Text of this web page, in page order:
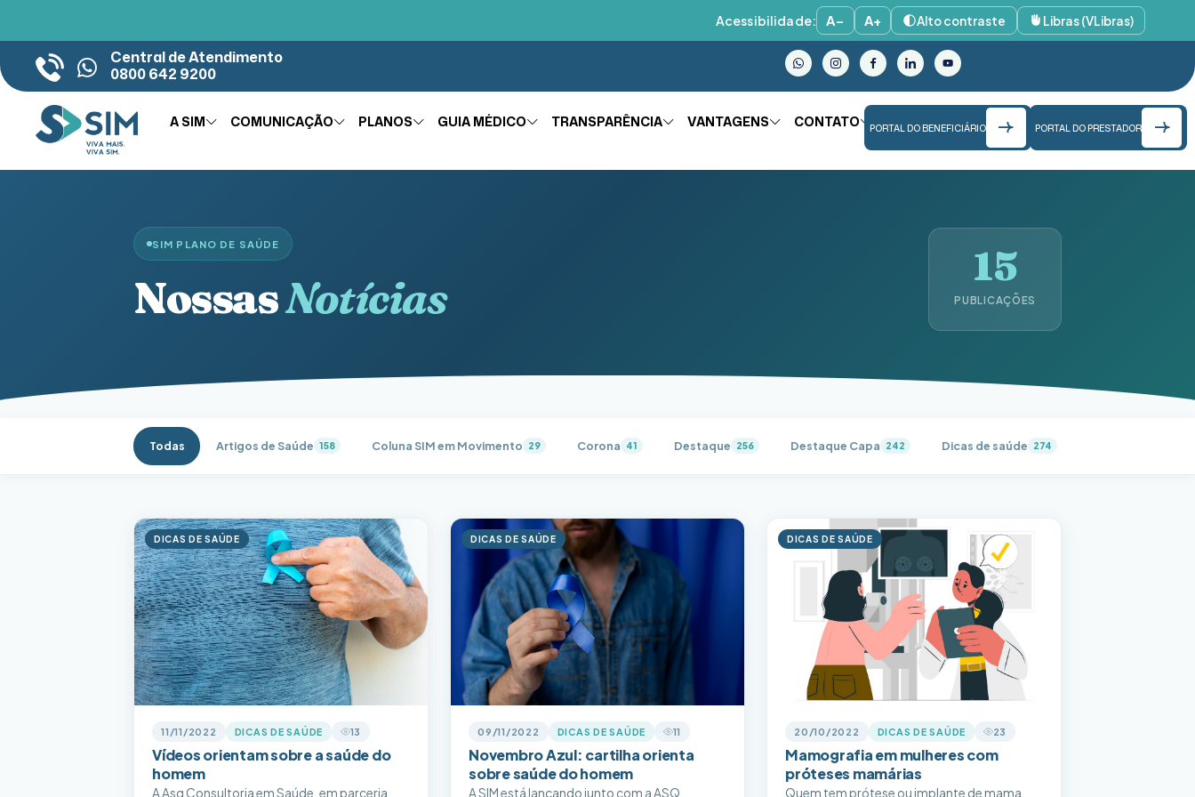
Acessibilidade: A− A+ Alto contraste Libras (VLibras)
Central de Atendimento
0800 642 9200
A SIM COMUNICAÇÃO PLANOS GUIA MÉDICO TRANSPARÊNCIA VANTAGENS CONTATO PORTAL DO BENEFICIÁRIO PORTAL DO PRESTADOR
SIM PLANO DE SAÚDE
NossasNotícias
15
PUBLICAÇÕES
Todas Artigos de Saúde 158 Coluna SIM em Movimento 29 Corona 41 Destaque 256 Destaque Capa 242 Dicas de saúde 274
DICAS DE SAÚDE
11/11/2022 DICAS DE SAÚDE 13
Vídeos orientam sobre a saúde do
homem
A Asq Consultoria em Saúde, em parceria
DICAS DE SAÚDE
09/11/2022 DICAS DE SAÚDE 11
Novembro Azul: cartilha orienta
sobre saúde do homem
A SIM está lançando junto com a ASQ
DICAS DE SAÚDE
20/10/2022 DICAS DE SAÚDE 23
Mamografia em mulheres com
próteses mamárias
Quem tem prótese ou implante de mama